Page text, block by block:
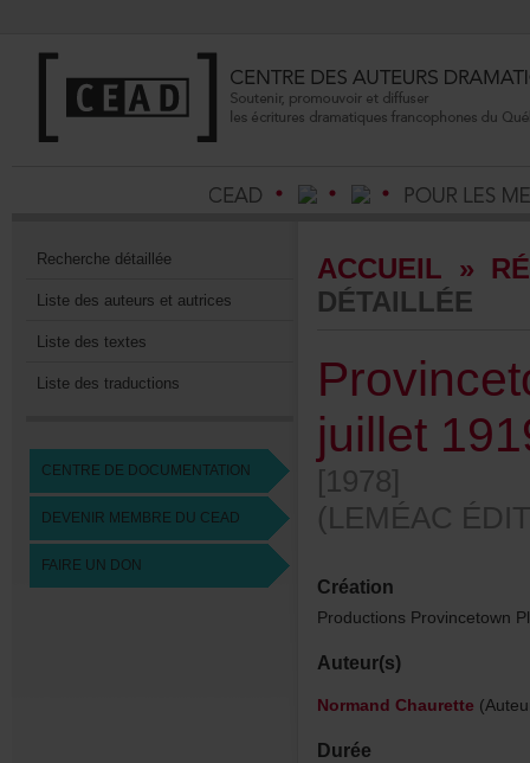
Recherchedétaillée
Listedesauteursetautrices
Listedestextes
Listedestraductions
CENTREDEDOCUMENTATION
DEVENIRMEMBREDUCEAD
FAIREUNDON
ACCUEIL »
DÉTAILLÉE
[1978]
Création
Auteur(s)
NormandChaurette
Durée